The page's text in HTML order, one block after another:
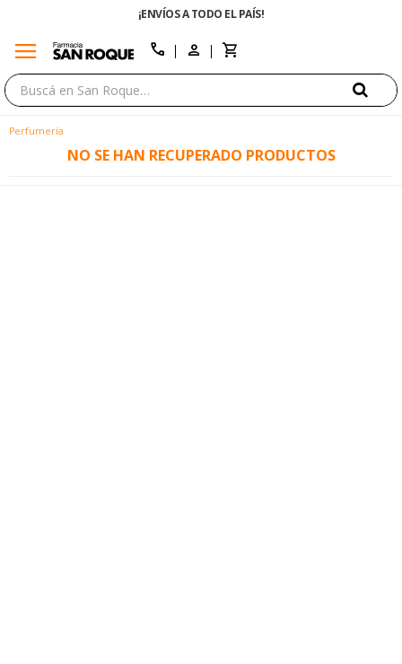
¡ENVÍOS A TODO EL PAÍS!
menu call
Perfumería
NO SE HAN RECUPERADO PRODUCTOS
close